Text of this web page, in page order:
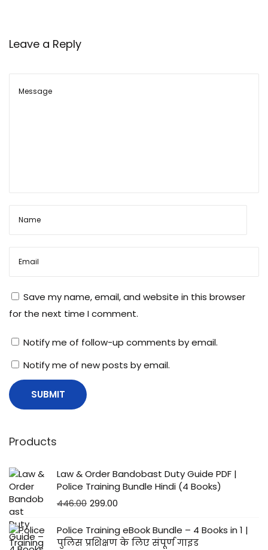
नं
Leave a Reply
Save my name, email, and website in this browser
for the next time I comment.
Notify me of follow-up comments by email.
Notify me of new posts by email.
Products
Law & Order Bandobast Duty Guide PDF |
Police Training Bundle Hindi (4 Books)
446.00 299.00
Police Training eBook Bundle – 4 Books in 1 |
पुलिस प्रशिक्षण के लिए संपूर्ण गाइड